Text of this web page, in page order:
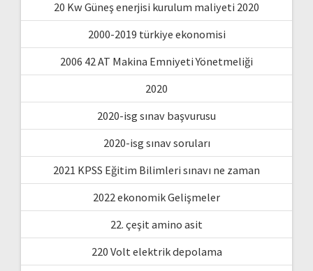
20 Kw Güneş enerjisi kurulum maliyeti 2020
2000-2019 türkiye ekonomisi
2006 42 AT Makina Emniyeti Yönetmeliği
2020
2020-isg sınav başvurusu
2020-isg sınav soruları
2021 KPSS Eğitim Bilimleri sınavı ne zaman
2022 ekonomik Gelişmeler
22. çeşit amino asit
220 Volt elektrik depolama